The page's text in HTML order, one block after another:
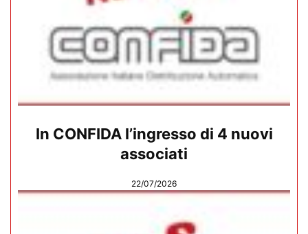
In CONFIDA l’ingresso di 4 nuovi
associati
22/07/2026